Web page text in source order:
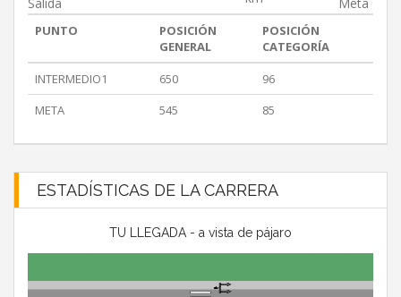
Salida Meta
PUNTO
POSICIÓN
GENERAL
POSICIÓN
CATEGORÍA
INTERMEDIO1
650
96
META
545 85
ESTADÍSTICAS DE LA CARRERA
TU LLEGADA - a vista de pájaro